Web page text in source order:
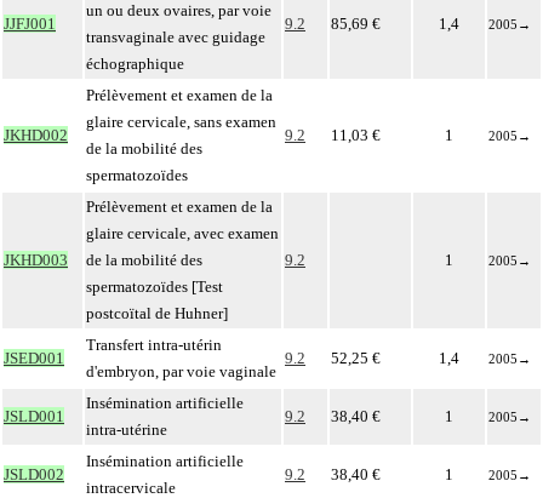
JJFJ001
un ou deux ovaires, par voie
transvaginale avec guidage
échographique
9.2 85,69 € 1,4 2005 →
JKHD002
Prélèvement et examen de la
glaire cervicale, sans examen
de la mobilité des
spermatozoïdes
9.2 11,03 € 1 2005 →
JKHD003
Prélèvement et examen de la
glaire cervicale, avec examen
de la mobilité des
spermatozoïdes [Test
postcoïtal de Huhner]
9.2 1 2005 →
JSED001
Transfert intra-utérin
d'embryon, par voie vaginale
9.2 52,25 € 1,4 2005 →
JSLD001
Insémination artificielle
intra-utérine
9.2 38,40 € 1 2005 →
JSLD002
Insémination artificielle
intracervicale
9.2 38,40 € 1 2005 →